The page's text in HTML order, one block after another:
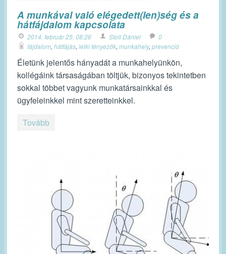
A munkával való elégedett(len)ség és a
hátfájdalom kapcsolata
2014. február 25. 08:26 Stoll Dániel
0
fájdalom, hátfájás, lelki tényezők, munkahely, prevenció
Életünk jelentős hányadát a munkahelyünkön,
kollégáink társaságában töltjük, bizonyos tekintetben
sokkal többet vagyunk munkatársainkkal és
ügyfeleinkkel mint szeretteinkkel.
Tovább